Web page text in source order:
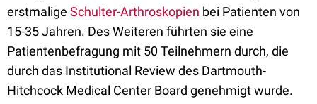
erstmalige Schulter-Arthroskopien bei Patienten von
15-35 Jahren. Des Weiteren führten sie eine
Patientenbefragung mit 50 Teilnehmern durch, die
durch das Institutional Review des Dartmouth-
Hitchcock Medical Center Board genehmigt wurde.